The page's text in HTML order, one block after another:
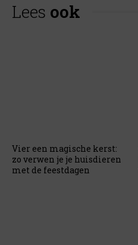
Lees ook
Vier een magische kerst:
zo verwen je je huisdieren
met de feestdagen